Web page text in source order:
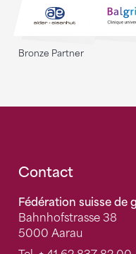
Bronze Partner
Fusszeile
Contact
Fédération suisse de
Bahnhofstrasse 38
5000 Aarau